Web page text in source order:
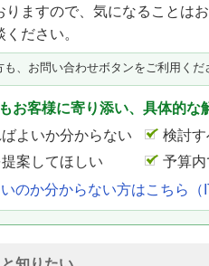
りますので、気になることはお
ださい。
、お問い合わせボタンをご利用くだ
お客様に寄り添い、具体的な
よいか分からない
検討
案してほしい
予算
のか分からない方はこちら（